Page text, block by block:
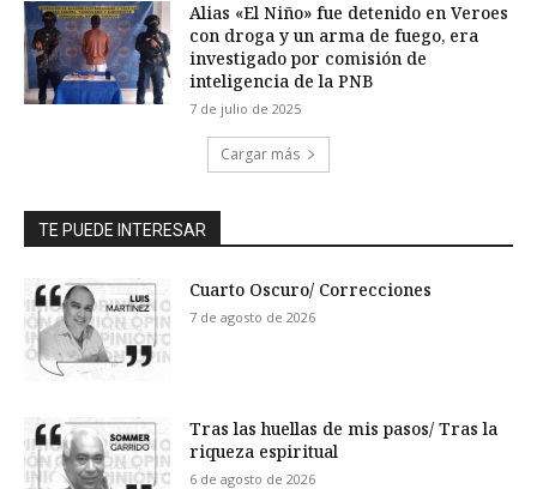
Alias «El Niño» fue detenido en Veroes
con droga y un arma de fuego, era
investigado por comisión de
inteligencia de la PNB
7 de julio de 2025
Cargar más
TE PUEDE INTERESAR
Cuarto Oscuro/ Correcciones
7 de agosto de 2026
Tras las huellas de mis pasos/ Tras la
riqueza espiritual
6 de agosto de 2026